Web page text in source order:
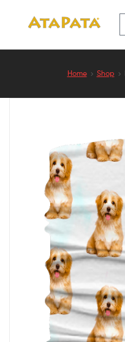
ATAPATA
Home Shop